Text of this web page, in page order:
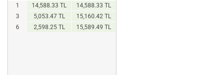
1
14,588.33 TL
14,588.33 TL
3
5,053.47 TL
15,160.42 TL
6
2,598.25 TL 15,589.49 TL